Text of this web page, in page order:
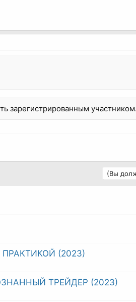
зарегистрированным
(Вы
(2023)
ТРЕЙДЕР (2023)